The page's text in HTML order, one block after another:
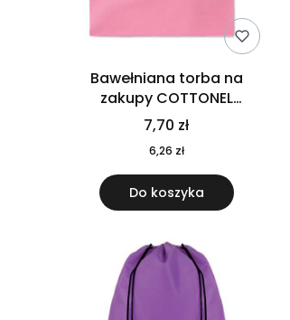
Bawełniana torba na
zakupy COTTONEL
COLOUR++ MO9846-11
7,70 zł
6,26 zł
Do koszyka